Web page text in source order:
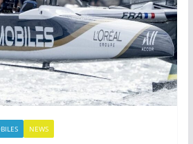
NEWS